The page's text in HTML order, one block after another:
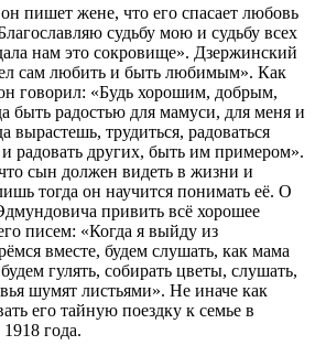
пишет жене, что его спасает любовь
судьбу мою и судьбу всех
нам это сокровище». Дзержинский
сам любить и быть любимым». Как
говорил: «Будь хорошим, добрым,
быть радостью для мамуси, для меня и
вырастешь, трудиться, радоваться
радовать других, быть им примером».
сын должен видеть в жизни и
тогда он научится понимать её. О
привить всё хорошее
писем: «Когда я выйду из
вместе, будем слушать, как мама
гулять, собирать цветы, слушать,
шумят листьями». Не иначе как
его тайную поездку к семье в
года.